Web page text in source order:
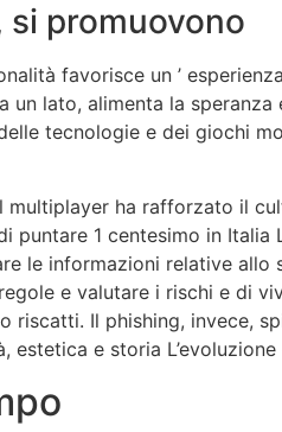
promuovono
favorisce un ’
lato, alimenta la
tecnologie e dei giochi
ha rafforzato il
1 centesimo in
le informazioni relative allo
e valutare i rischi e di
Il phishing, invece,
e storia L’evoluzione